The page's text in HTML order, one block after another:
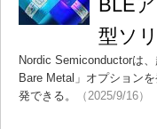
BLE
型ソ
Nordic Semiconductorは
Bare Metal」オプション
発できる。
（2025/9/16）